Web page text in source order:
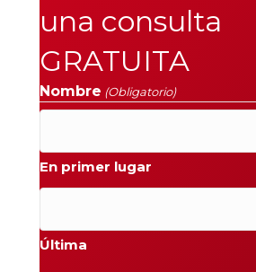
una consulta
GRATUITA
Nombre (Obligatorio)
En primer lugar
Última